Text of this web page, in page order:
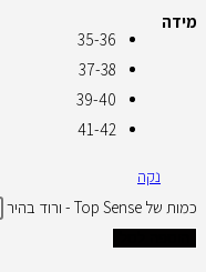
מידה
35-36
37-38
39-40
41-42
נקה
כמות של Top Sense - ורוד בהיר